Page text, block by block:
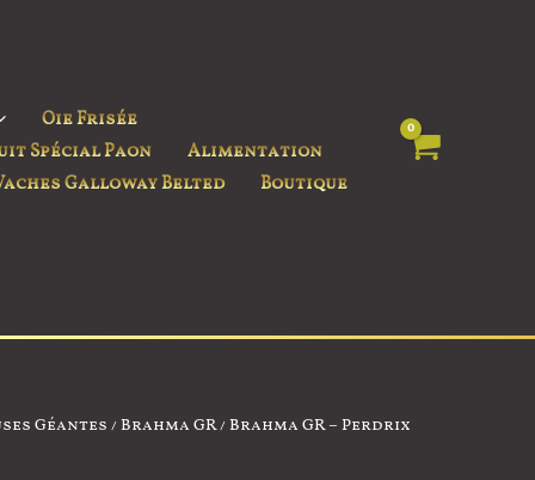
Oie Frisée
Spécial Paon
Alimentation
Galloway Belted
Boutique
Géantes / Brahma GR/ Brahma GR – Perdrix